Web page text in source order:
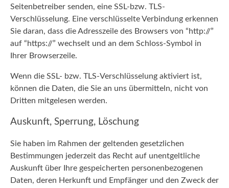
Seitenbetreiber senden, eine SSL-bzw. TLS-
Verschlüsselung. Eine verschlüsselte Verbindung erkennen
Sie daran, dass die Adresszeile des Browsers von “http://”
auf “https://” wechselt und an dem Schloss-Symbol in
Ihrer Browserzeile.
Wenn die SSL- bzw. TLS-Verschlüsselung aktiviert ist,
können die Daten, die Sie an uns übermitteln, nicht von
Dritten mitgelesen werden.
Auskunft, Sperrung, Löschung
Sie haben im Rahmen der geltenden gesetzlichen
Bestimmungen jederzeit das Recht auf unentgeltliche
Auskunft über Ihre gespeicherten personenbezogenen
Daten, deren Herkunft und Empfänger und den Zweck der